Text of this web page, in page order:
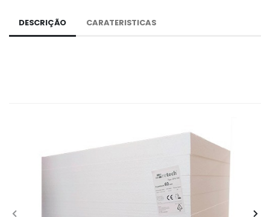
DESCRIÇÃO CARATERISTICAS